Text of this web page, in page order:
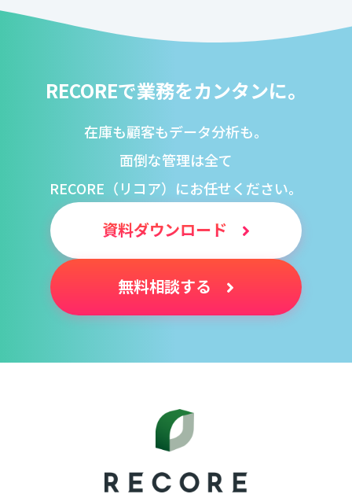
RECOREで業務をカンタンに。
在庫も顧客もデータ分析も。
面倒な管理は全て
RECORE（リコア）にお任せください。
資料ダウンロード
無料相談する